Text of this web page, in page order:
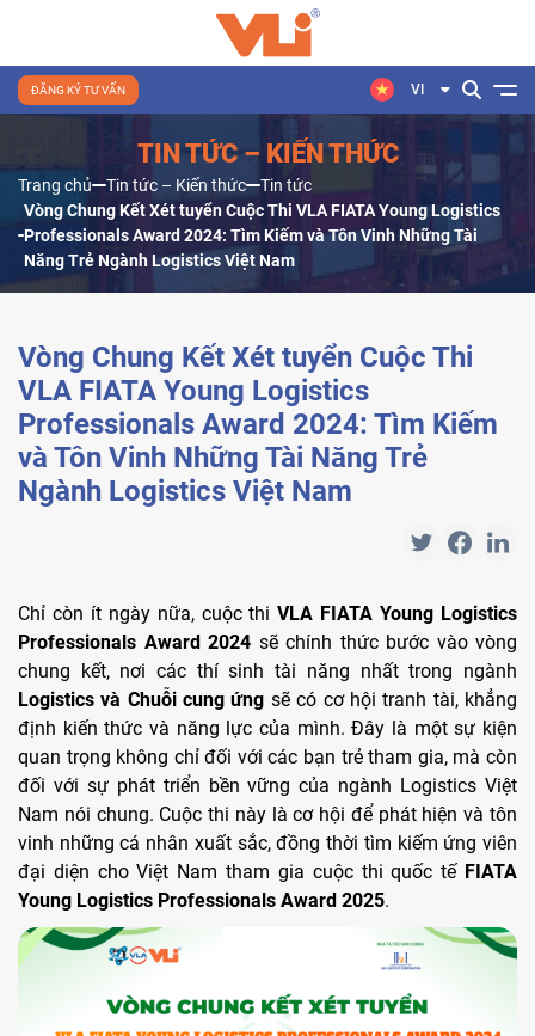
ĐĂNG KÝ TƯ VẤN VI
TIN TỨC – KIẾN THỨC
Trang chủ Tin tức – Kiến thức
Tin tức
Vòng Chung Kết Xét tuyển Cuộc Thi VLA FIATA Young Logistics
Professionals Award 2024: Tìm Kiếm và Tôn Vinh Những Tài
Năng Trẻ Ngành Logistics Việt Nam
Vòng Chung Kết Xét tuyển Cuộc Thi
VLA FIATA Young Logistics
Professionals Award 2024: Tìm Kiếm
và Tôn Vinh Những Tài Năng Trẻ
Ngành Logistics Việt Nam
Chỉ còn ít ngày nữa, cuộc thiVLA FIATA Young Logistics
Professionals Award 2024 sẽ chính thức bước vào vòng
chung kết, nơi các thí sinh tài năng nhất trong ngành
Logistics và Chuỗi cung ứng sẽ có cơ hội tranh tài, khẳng
định kiến thức và năng lực của mình. Đây là một sự kiện
quan trọng không chỉ đối với các bạn trẻ tham gia, mà còn
đối với sự phát triển bền vững của ngành Logistics Việt
Nam nói chung. Cuộc thi này là cơ hội để phát hiện và tôn
vinh những cá nhân xuất sắc, đồng thời tìm kiếm ứng viên
đại diện cho Việt Nam tham gia cuộc thi quốc tế FIATA
Young Logistics Professionals Award 2025.